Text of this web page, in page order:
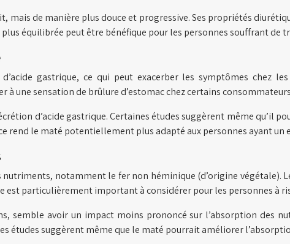
mais de manière plus douce et progressive. Ses propriétés
équilibrée peut être bénéfique pour les personnes souffrant de
gastrique, ce qui peut exacerber les symptômes chez
une sensation de brûlure d’estomac chez certains
d’acide gastrique. Certaines études suggèrent même qu’il
rend le maté potentiellement plus adapté aux personnes ayant un
notamment le fer non héminique (d’origine végétale).
particulièrement important à considérer pour les personnes à
semble avoir un impact moins prononcé sur l’absorption des
études suggèrent même que le maté pourrait améliorer